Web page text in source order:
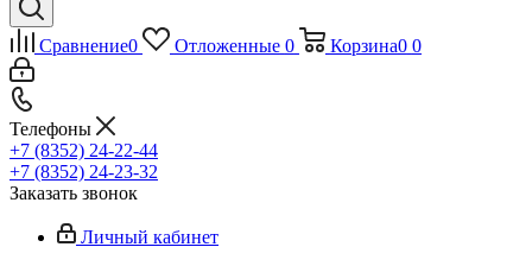
Сравнение0 Отложенные 0 Корзина0 0
Телефоны
+7 (8352) 24-22-44
+7 (8352) 24-23-32
Заказать звонок
Личный кабинет